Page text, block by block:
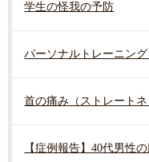
学生の怪我の予防
パーソナルトレーニン
首の痛み（ストレートネ
【症例報告】40代男性